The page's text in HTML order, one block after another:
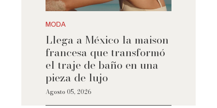
MODA
Llega a México la maison
francesa que transformó
el traje de baño en una
pieza de lujo
Agosto 05, 2026